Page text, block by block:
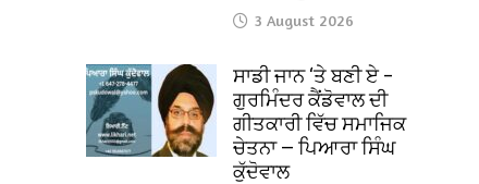
3 August 2026
ਸਾਡੀ ਜਾਨ ‘ਤੇ ਬਣੀ ਏ –
ਗੁਰਮਿੰਦਰ ਕੈਂਡੋਵਾਲ ਦੀ
ਗੀਤਕਾਰੀ ਵਿੱਚ ਸਮਾਜਿਕ
ਚੇਤਨਾ — ਪਿਆਰਾ ਸਿੰਘ
ਕੁੱਦੋਵਾਲ